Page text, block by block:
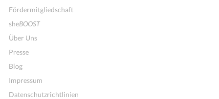
Fördermitgliedschaft
sheBOOST
Über Uns
Presse
Blog
Impressum
Datenschutzrichtlinien